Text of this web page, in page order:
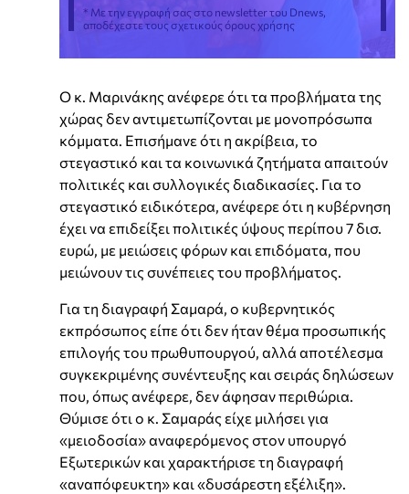
* Με την εγγραφή σας στο newsletter του Dnews,
αποδέχεστε τους σχετικούς όρους χρήσης
Ο κ. Μαρινάκης ανέφερε ότι τα προβλήματα της
χώρας δεν αντιμετωπίζονται με μονοπρόσωπα
κόμματα. Επισήμανε ότι η ακρίβεια, το
στεγαστικό και τα κοινωνικά ζητήματα απαιτούν
πολιτικές και συλλογικές διαδικασίες. Για το
στεγαστικό ειδικότερα, ανέφερε ότι η κυβέρνηση
έχει να επιδείξει πολιτικές ύψους περίπου 7 δισ.
ευρώ, με μειώσεις φόρων και επιδόματα, που
μειώνουν τις συνέπειες του προβλήματος.
Για τη διαγραφή Σαμαρά, ο κυβερνητικός
εκπρόσωπος είπε ότι δεν ήταν θέμα προσωπικής
επιλογής του πρωθυπουργού, αλλά αποτέλεσμα
συγκεκριμένης συνέντευξης και σειράς δηλώσεων
που, όπως ανέφερε, δεν άφησαν περιθώρια.
Θύμισε ότι ο κ. Σαμαράς είχε μιλήσει για
«μειοδοσία» αναφερόμενος στον υπουργό
Εξωτερικών και χαρακτήρισε τη διαγραφή
«αναπόφευκτη» και «δυσάρεστη εξέλιξη».